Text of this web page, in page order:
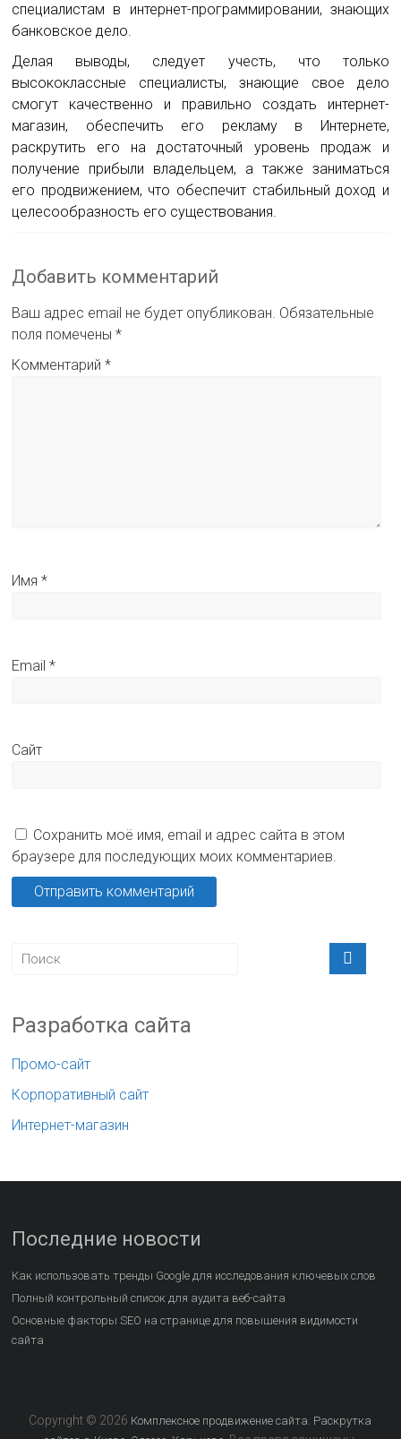
специалистам в интернет-программировании, знающих
банковское дело.
Делая выводы, следует учесть, что только
высококлассные специалисты, знающие свое дело
смогут качественно и правильно создать интернет-
магазин, обеспечить его рекламу в Интернете,
раскрутить его на достаточный уровень продаж и
получение прибыли владельцем, а также заниматься
его продвижением, что обеспечит стабильный доход и
целесообразность его существования.
Добавить комментарий
Ваш адрес email не будет опубликован. Обязательные
поля помечены*
Комментарий*
Имя*
Email*
Сайт
Сохранить моё имя, email и адрес сайта в этом
браузере для последующих моих комментариев.
Разработка сайта
Промо-сайт
Корпоративный сайт
Интернет-магазин
Последние новости
Как использовать тренды Google для исследования ключевых слов
Полный контрольный список для аудита веб-сайта
Основные факторы SEO на странице для повышения видимости
сайта
Copyright © 2026 Комплексное продвижение сайта. Раскрутка